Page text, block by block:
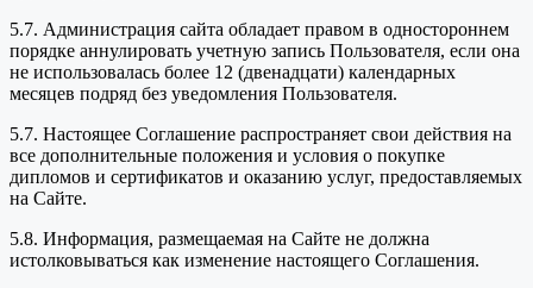
5.7. Администрация сайта обладает правом в одностороннем
порядке аннулировать учетную запись Пользователя, если она
не использовалась более 12 (двенадцати) календарных
месяцев подряд без уведомления Пользователя.
5.7. Настоящее Соглашение распространяет свои действия на
все дополнительные положения и условия о покупке
дипломов и сертификатов и оказанию услуг, предоставляемых
на Сайте.
5.8. Информация, размещаемая на Сайте не должна
истолковываться как изменение настоящего Соглашения.